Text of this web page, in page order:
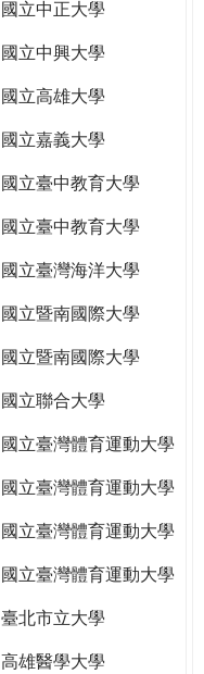
國立中正大學
國立中興大學
國立高雄大學
國立嘉義大學
國立臺中教育大學
國立臺中教育大學
國立臺灣海洋大學
國立暨南國際大學
國立暨南國際大學
國立聯合大學
國立臺灣體育運動大學
國立臺灣體育運動大學
國立臺灣體育運動大學
國立臺灣體育運動大學
臺北市立大學
高雄醫學大學